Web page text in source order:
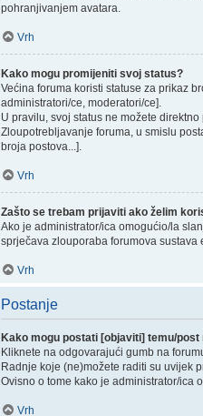
pohranjivanjem avatara.
Vrh
Kako mogu promijeniti svoj status?
Većina foruma koristi statuse za prikaz
administratori/ce, moderatori/ce].
U pravilu, svoj status ne možete
Zloupotrebljavanje foruma, u smislu
broja postova...].
Vrh
Zašto se trebam prijaviti ako želim
Ako je administrator/ica omogućio/la
sprječava zlouporaba forumova
Vrh
Postanje
Kako mogu postati [objaviti] temu/post
Kliknete na odgovarajući gumb na
Radnje koje (ne)možete raditi su uvijek
Ovisno o tome kako je administrator/ica
Vrh